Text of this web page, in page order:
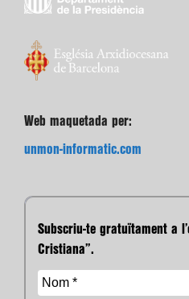
Web maquetada per:
unmon-informatic.com
Subscriu-te gratuïtament a
Cristiana”.